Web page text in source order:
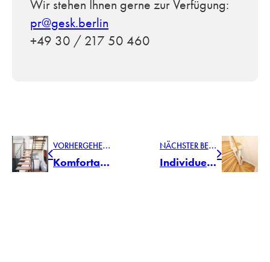
Wir stehen Ihnen gerne zur Verfügung:
pr@gesk.berlin
+49 30 / 217 50 460
V
ORHERGEHENDER BEITRAG
Komfortabel, sicher, monumental: Treppen mit Podest
N
ÄCHSTER BEITRAG
Individuelle Treppen zum Wohnen: Form und Funktion nach Maß